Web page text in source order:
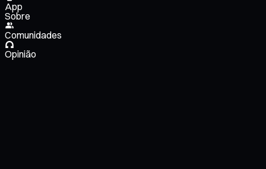
App
Sobre
Comunidades
Opinião